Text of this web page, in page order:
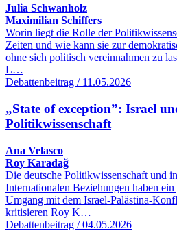
Julia Schwanholz
Maximilian Schiffers
Worin liegt die Rolle der
Zeiten und wie kann sie zur
ohne sich politisch vereinnahmen zu
L…
Debattenbeitrag / 11.05.2026
„State of exception”: Israel
Politikwissenschaft
Ana Velasco
Roy Karadağ
Die deutsche Politikwissenschaft und
Internationalen Beziehungen haben
Umgang mit dem Israel-Palästina-
kritisieren Roy K…
Debattenbeitrag / 04.05.2026